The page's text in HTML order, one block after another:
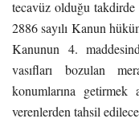
tecavüz olduğu
2886 sayılı Kanun
Kanunun 4.
vasıfları bozulan
konumlarına getirmek
verenlerden tahsil